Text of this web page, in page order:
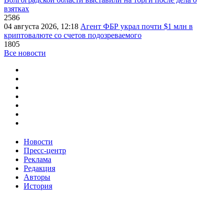
взятках
2586
04 августа 2026, 12:18 Агент ФБР украл почти $1 млн в
криптовалюте со счетов подозреваемого
1805
Все новости
Новости
Пресс-центр
Реклама
Редакция
Авторы
История